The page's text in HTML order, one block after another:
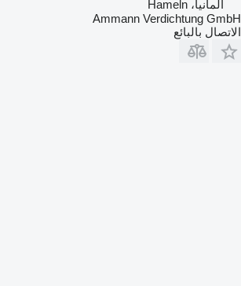
ألمانيا، Hameln
Ammann Verdichtung GmbH
الاتصال بالبائع